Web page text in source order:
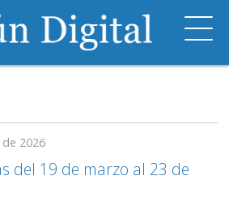
2026
del 19 de marzo al 23 de